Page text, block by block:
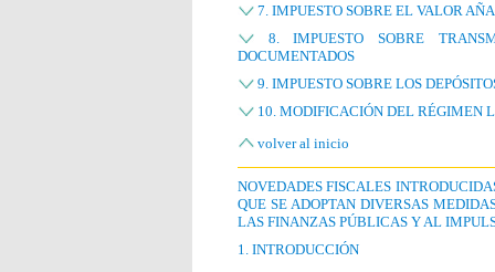
7. IMPUESTO SOBRE EL VALOR
8. IMPUESTO SOBRE
DOCUMENTADOS
9. IMPUESTO SOBRE LOS
10. MODIFICACIÓN DEL RÉGIMEN
volver al inicio
NOVEDADES FISCALES
QUE SE ADOPTAN DIVERSAS
LAS FINANZAS PÚBLICAS Y AL
1. INTRODUCCIÓN